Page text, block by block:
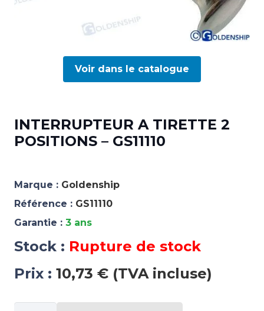
Voir dans le catalogue
INTERRUPTEUR A TIRETTE 2
POSITIONS – GS11110
Marque : Goldenship
Référence : GS11110
Garantie : 3 ans
Stock : Rupture de stock
Prix : 10,73 € (TVA incluse)